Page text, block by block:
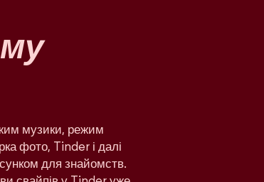
музики, режим
фото, Tinder і далі
для знайомств.